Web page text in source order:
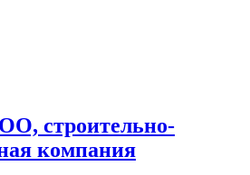
строительно-
компания